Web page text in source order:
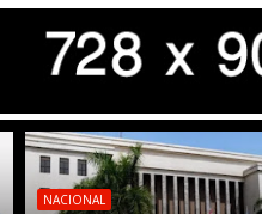
NACIONAL